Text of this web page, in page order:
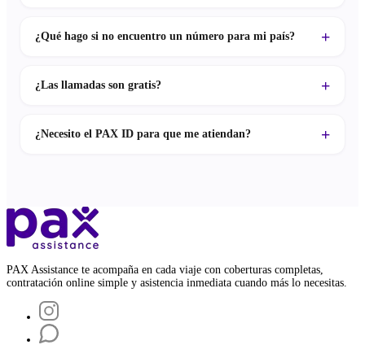
¿Qué hago si no encuentro un número para mi país?
¿Las llamadas son gratis?
¿Necesito el PAX ID para que me atiendan?
PAX Assistance te acompaña en cada viaje con coberturas completas,
contratación online simple y asistencia inmediata cuando más lo necesitas.